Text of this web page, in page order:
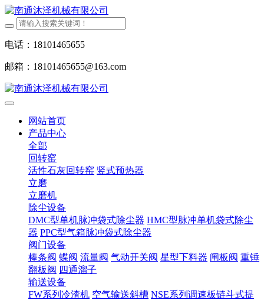
电话：18101465655
邮箱：18101465655@163.com
网站首页
产品中心
全部
回转窑
活性石灰回转窑 竖式预热器
立磨
立磨机
除尘设备
DMC型单机脉冲袋式除尘器 HMC型脉冲单机袋式除尘
器 PPC型气箱脉冲袋式除尘器
阀门设备
棒条阀 蝶阀 流量阀 气动开关阀 星型下料器 闸板阀 重锤
翻板阀 四通溜子
输送设备
FW系列冷渣机 空气输送斜槽 NSE系列调速板链斗式提